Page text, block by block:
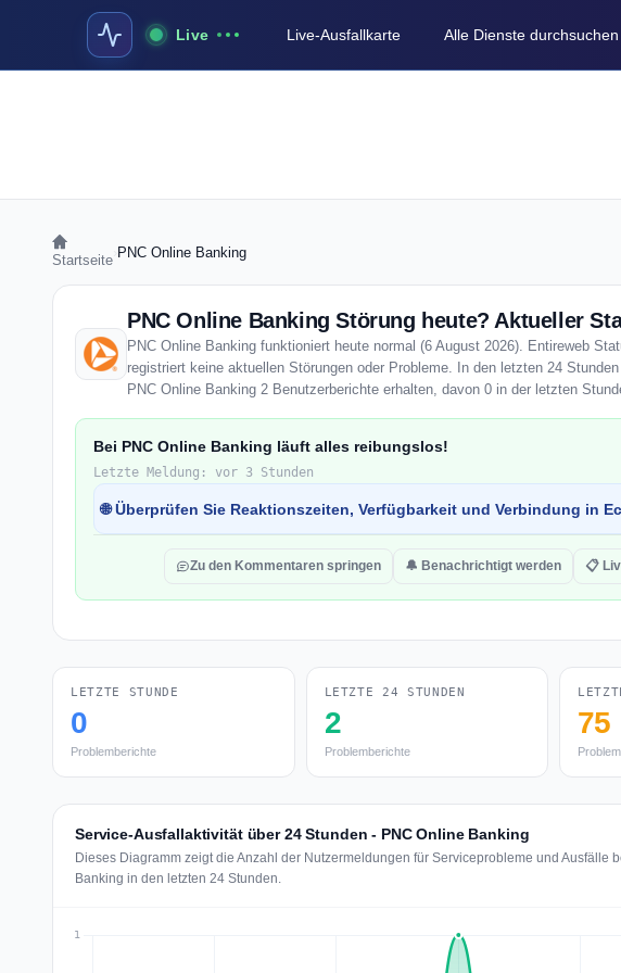
Live Live-Ausfallkarte Alle Dienste durchsuchen
Startseite PNC Online Banking
PNC Online Banking Störung heute? Aktueller
PNC Online Banking funktioniert heute normal (6 August 2026). Entireweb
registriert keine aktuellen Störungen oder Probleme. In den letzten 24
PNC Online Banking 2 Benutzerberichte erhalten, davon 0 in der letzten
Bei PNC Online Banking läuft alles reibungslos!
Letzte Meldung: vor 3 Stunden
🌐 Überprüfen Sie Reaktionszeiten, Verfügbarkeit und Verbindung in
Zu den Kommentaren springen 🔔 Benachrichtigt werden 📋
LETZTE STUNDE
0
Problemberichte
LETZTE 24 STUNDEN
2
Problemberichte
75
Service-Ausfallaktivität über 24 Stunden - PNC Online Banking
Dieses Diagramm zeigt die Anzahl der Nutzermeldungen für Serviceprobleme und Ausfälle
Banking in den letzten 24 Stunden.